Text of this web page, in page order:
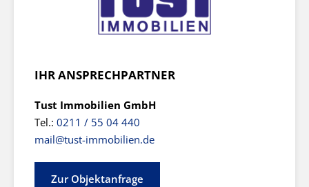
IHR ANSPRECHPARTNER
Tust Immobilien GmbH
Tel.: 0211 / 55 04 440
mail@tust-immobilien.de
Zur Objektanfrage